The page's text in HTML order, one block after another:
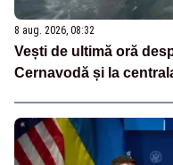
8 aug. 2026, 08:32
Vești de ultimă oră
Cernavodă și la